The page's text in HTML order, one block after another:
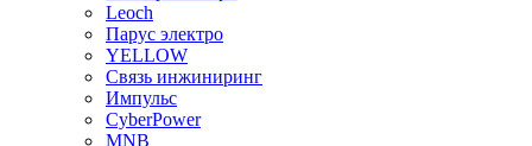
Leoch
Парус электро
YELLOW
Связь инжиниринг
Импульс
CyberPower
MNB